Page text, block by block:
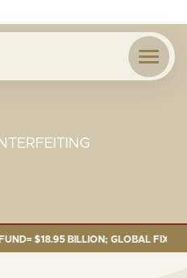
$18.95 BILLION; GLOBAL FIXED